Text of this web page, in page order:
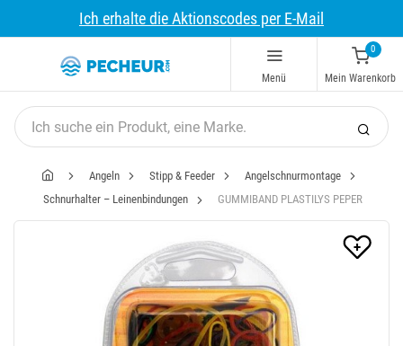
Ich erhalte die Aktionscodes per E-Mail
Menü
0
Mein Warenkorb
Angeln Stipp & Feeder
Angelschnurmontage
Schnurhalter – Leinenbindungen
GUMMIBAND PLASTILYS PEPER